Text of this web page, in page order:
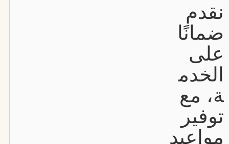
نقدم
ضمانًا
على
الخدم
ة، مع
توفير
مواعيد